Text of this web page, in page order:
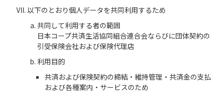
以下のとおり個人データを共同利用するため
共同して利用する者の範囲
日本コープ共済生活協同組合連合会ならびに団体契約の
引受保険会社および保険代理店
利用目的
共済および保険契約の締結・維持管理・共済金の支払
および各種案内・サービスのため